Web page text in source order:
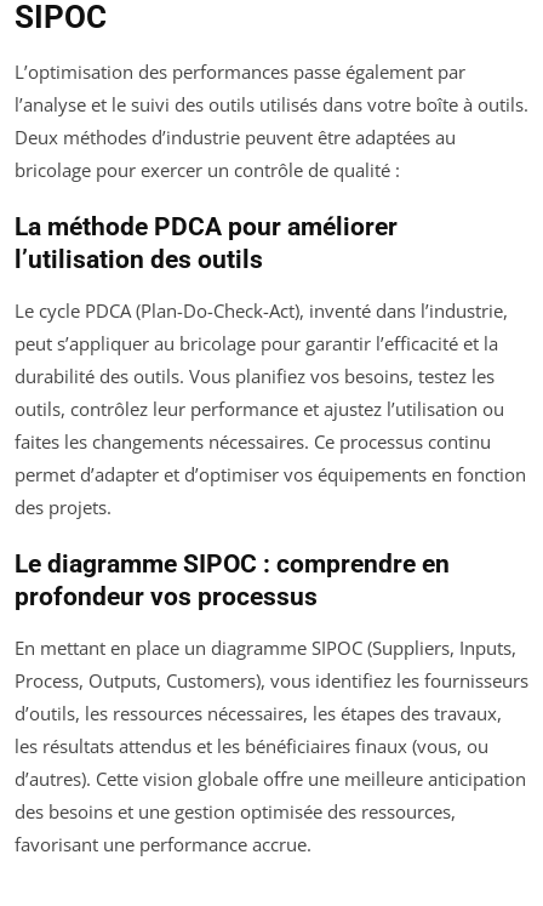
SIPOC
L’optimisation des performances passe également par
l’analyse et le suivi des outils utilisés dans votre boîte à outils.
Deux méthodes d’industrie peuvent être adaptées au
bricolage pour exercer un contrôle de qualité :
La méthode PDCA pour améliorer
l’utilisation des outils
Le cycle PDCA (Plan-Do-Check-Act), inventé dans l’industrie,
peut s’appliquer au bricolage pour garantir l’efficacité et la
durabilité des outils. Vous planifiez vos besoins, testez les
outils, contrôlez leur performance et ajustez l’utilisation ou
faites les changements nécessaires. Ce processus continu
permet d’adapter et d’optimiser vos équipements en fonction
des projets.
Le diagramme SIPOC : comprendre en
profondeur vos processus
En mettant en place un diagramme SIPOC (Suppliers, Inputs,
Process, Outputs, Customers), vous identifiez les fournisseurs
d’outils, les ressources nécessaires, les étapes des travaux,
les résultats attendus et les bénéficiaires finaux (vous, ou
d’autres). Cette vision globale offre une meilleure anticipation
des besoins et une gestion optimisée des ressources,
favorisant une performance accrue.